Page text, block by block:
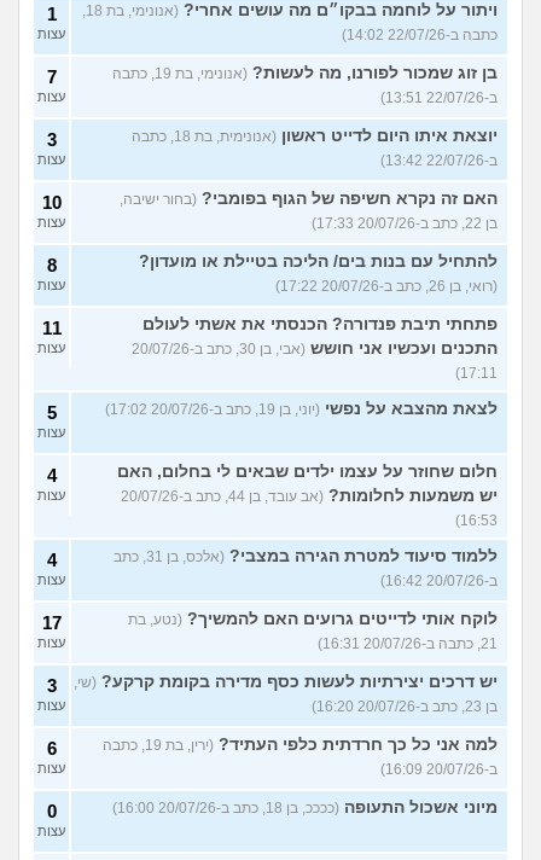
ויתור על לוחמה בבקו״ם מה עושים אחרי?
(אנונימי, בת 18,
כתבה ב-22/07/26 14:02)
1
עצות
בן זוג שמכור לפורנו, מה לעשות?
(אנונימי, בת 19, כתבה
ב-22/07/26 13:51)
7
עצות
יוצאת איתו היום לדייט ראשון
(אנונימית, בת 18, כתבה
ב-22/07/26 13:42)
3
עצות
האם זה נקרא חשיפה של הגוף בפומבי? (בחור ישיבה,
בן 22, כתב ב-20/07/26 17:33)
10
עצות
להתחיל עם בנות בים/ הליכה בטיילת או מועדון?
(רואי, בן 26, כתב ב-20/07/26 17:22)
8
עצות
פתחתי תיבת פנדורה? הכנסתי את אשתי לעולם
התכנים ועכשיו אני חושש
(אבי, בן 30, כתב ב-20/07/26
17:11)
11
עצות
לצאת מהצבא על נפשי (יוני, בן 19, כתב ב-20/07/26 17:02) 5
עצות
חלום שחוזר על עצמו ילדים שבאים לי בחלום, האם
יש משמעות לחלומות?
(אב עובד, בן 44, כתב ב-20/07/26
16:53)
4
עצות
ללמוד סיעוד למטרת הגירה במצבי?
(אלכס, בן 31, כתב
ב-20/07/26 16:42)
4
עצות
לוקח אותי לדייטים גרועים האם להמשיך? (נטע, בת
21, כתבה ב-20/07/26 16:31)
17
עצות
יש דרכים יצירתיות לעשות כסף מדירה בקומת קרקע? (שי,
בן 23, כתב ב-20/07/26 16:20)
3
עצות
למה אני כל כך חרדתית כלפי העתיד?
(ירין, בת 19, כתבה
ב-20/07/26 16:09)
6
עצות
מיוני אשכול התעופה (ככככ, בן 18, כתב ב-20/07/26 16:00) 0
עצות